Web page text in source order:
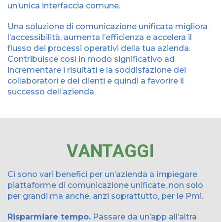
un’unica interfaccia comune.
Una soluzione di comunicazione unificata migliora
l’accessibilità, aumenta l’efficienza e accelera il
flusso dei processi operativi della tua azienda.
Contribuisce così in modo significativo ad
incrementare i risultati e la soddisfazione dei
collaboratori e dei clienti e quindi a favorire il
successo dell’azienda.
VANTAGGI
Ci sono vari benefici per un’azienda a impiegare
piattaforme di comunicazione unificate, non solo
per grandi ma anche, anzi soprattutto, per le Pmi.
Risparmiare tempo. Passare da un’app all’altra